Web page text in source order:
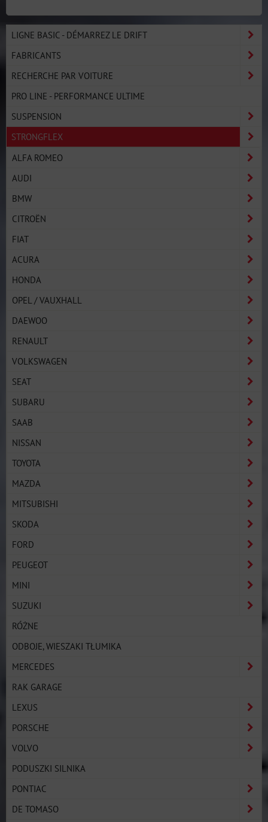
LIGNE BASIC - DÉMARREZ LE DRIFT
FABRICANTS
RECHERCHE PAR VOITURE
PRO LINE - PERFORMANCE ULTIME
SUSPENSION
STRONGFLEX
ALFA ROMEO
AUDI
BMW
CITROËN
FIAT
ACURA
HONDA
OPEL / VAUXHALL
DAEWOO
RENAULT
VOLKSWAGEN
SEAT
SUBARU
SAAB
NISSAN
TOYOTA
MAZDA
MITSUBISHI
SKODA
FORD
PEUGEOT
MINI
SUZUKI
RÓŻNE
ODBOJE, WIESZAKI TŁUMIKA
MERCEDES
RAK GARAGE
LEXUS
PORSCHE
VOLVO
PODUSZKI SILNIKA
PONTIAC
DE TOMASO